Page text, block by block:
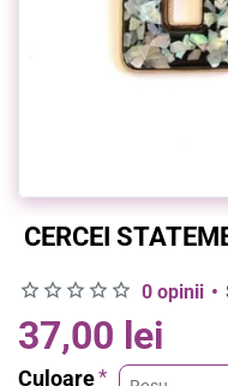
CERCEI
0 opinii •
37,00 lei
Culoare